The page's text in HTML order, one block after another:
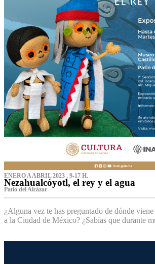
ENERO A ABRIL 2023 , 9-17 H.
Nezahualcóyotl, el rey y el agua
Patio del Alcázar
¿Alguna vez te has preguntado de dónde viene
a la Ciudad de México? ¿Sabías que durante